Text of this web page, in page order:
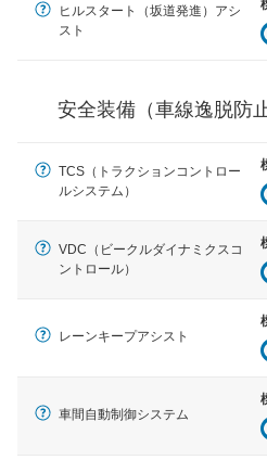
車間距離制御
安全な車間距離を保ちな
ブ・クルーズ・コントロ
駐車をスムーズに行うた
衝撃軽減
万が一車体が衝撃を受け
ルトなどが装備されてい
ヒルスタート（坂道発進）アシ
スト
安全装備（車線逸脱防
TCS（トラクションコントロー
ルシステム）
VDC（ビークルダイナミクスコ
ントロール）
レーンキープアシスト
車間自動制御システム